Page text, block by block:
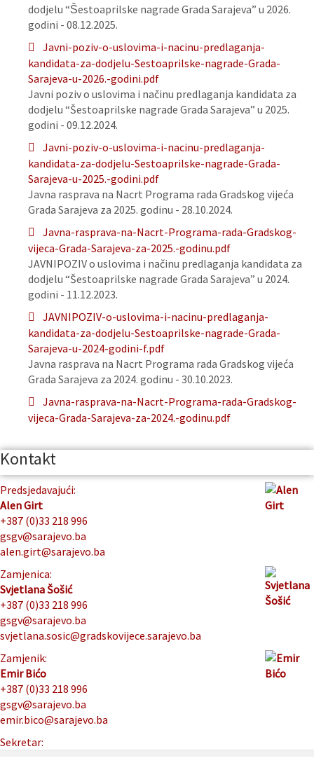
dodjelu “Šestoaprilske nagrade Grada Sarajeva” u 2026.
godini - 08.12.2025.
Javni-poziv-o-uslovima-i-nacinu-predlaganja-
kandidata-za-dodjelu-Sestoaprilske-nagrade-Grada-
Sarajeva-u-2026.-godini.pdf
Javni poziv o uslovima i načinu predlaganja kandidata za
dodjelu “Šestoaprilske nagrade Grada Sarajeva” u 2025.
godini - 09.12.2024.
Javni-poziv-o-uslovima-i-nacinu-predlaganja-
kandidata-za-dodjelu-Sestoaprilske-nagrade-Grada-
Sarajeva-u-2025.-godini.pdf
Javna rasprava na Nacrt Programa rada Gradskog vijeća
Grada Sarajeva za 2025. godinu - 28.10.2024.
Javna-rasprava-na-Nacrt-Programa-rada-Gradskog-
vijeca-Grada-Sarajeva-za-2025.-godinu.pdf
JAVNIPOZIV o uslovima i načinu predlaganja kandidata za
dodjelu “Šestoaprilske nagrade Grada Sarajeva” u 2024.
godini - 11.12.2023.
JAVNIPOZIV-o-uslovima-i-nacinu-predlaganja-
kandidata-za-dodjelu-Sestoaprilske-nagrade-Grada-
Sarajeva-u-2024-godini-f.pdf
Javna rasprava na Nacrt Programa rada Gradskog vijeća
Grada Sarajeva za 2024. godinu - 30.10.2023.
Javna-rasprava-na-Nacrt-Programa-rada-Gradskog-
vijeca-Grada-Sarajeva-za-2024.-godinu.pdf
Kontakt
Predsjedavajući:
Alen Girt
+387 (0)33 218 996
gsgv@sarajevo.ba
alen.girt@sarajevo.ba
Zamjenica:
Svjetlana Šošić
+387 (0)33 218 996
gsgv@sarajevo.ba
svjetlana.sosic@gradskovijece.sarajevo.ba
Zamjenik:
Emir Bićo
+387 (0)33 218 996
gsgv@sarajevo.ba
emir.bico@sarajevo.ba
Sekretar: